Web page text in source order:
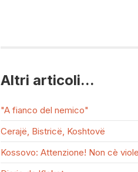
Altri articoli...
"A fianco del nemico"
Cerajë, Bistricë, Koshtovë
Kossovo: Attenzione! Non cè